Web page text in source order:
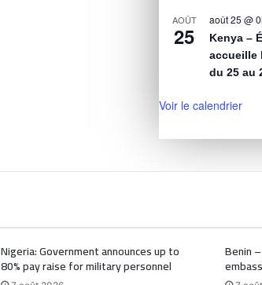
AOÛT
25
août 25 @
Kenya –
accueille
du 25 au
Voir le calendrier
Nigeria: Government announces up to
80% pay raise for military personnel
Benin